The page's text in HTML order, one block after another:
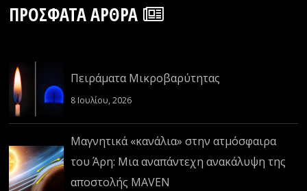
ΠΡΌΣΦΑΤΑ ΆΡΘΡΑ
Πειράματα Μικροβαρύτητας
8 Ιουλίου, 2026
Μαγνητικά «κανάλια» στην ατμόσφαιρα
του Άρη: Μια αναπάντεχη ανακάλυψη της
αποστολής MAVEN